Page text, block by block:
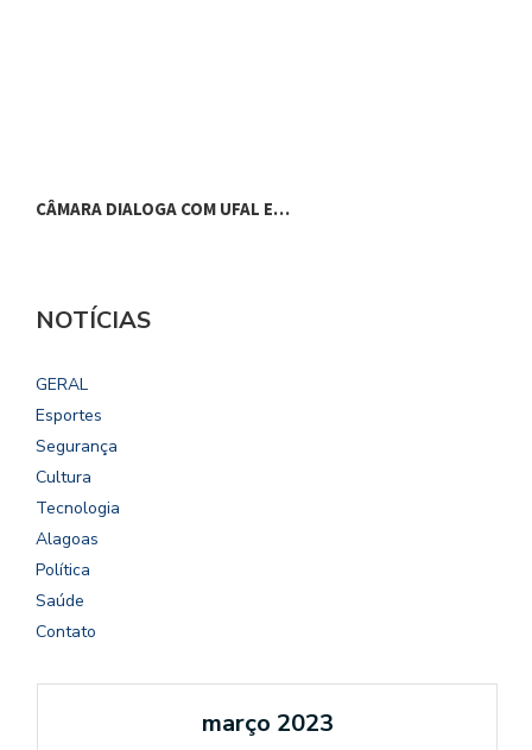
CÂMARA DIALOGA COM UFAL E…
NOTÍCIAS
GERAL
Esportes
Segurança
Cultura
Tecnologia
Alagoas
Política
Saúde
Contato
março 2023